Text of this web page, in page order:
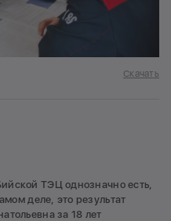
Скачать
ТЭЦ однозначно есть,
деле, это результат
за 18 лет